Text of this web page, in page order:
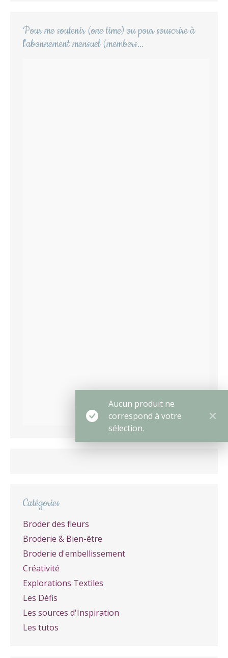
Aucun produit ne
correspond à votre
sélection.
Pour me soutenir (one time) ou pour souscrire à
l'abonnement mensuel (members...
Catégories
Broder des fleurs
Broderie & Bien-être
Broderie d'embellissement
Créativité
Explorations Textiles
Les Défis
Les sources d'Inspiration
Les tutos